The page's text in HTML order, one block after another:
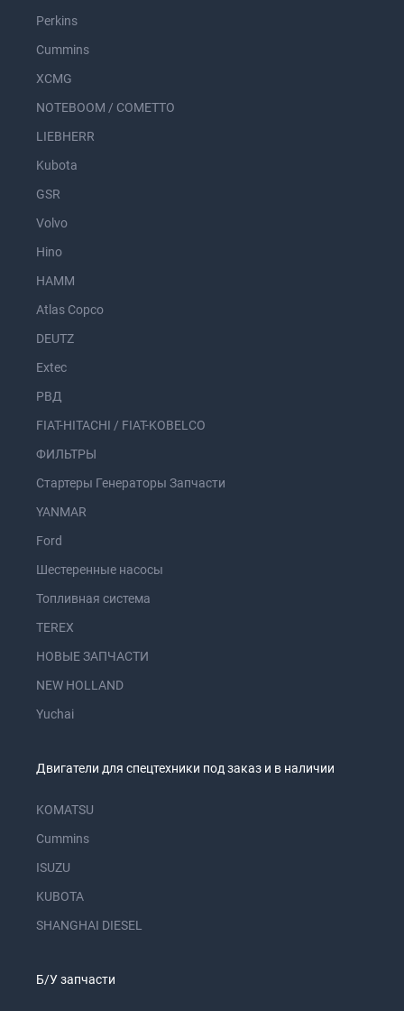
Perkins
Cummins
XCMG
NOTEBOOM / COMETTO
LIEBHERR
Kubota
GSR
Volvo
Hino
HAMM
Atlas Copco
DEUTZ
Extec
РВД
FIAT-HITACHI / FIAT-KOBELCO
ФИЛЬТРЫ
Стартеры Генераторы Запчасти
YANMAR
Ford
Шестеренные насосы
Топливная система
TEREX
НОВЫЕ ЗАПЧАСТИ
NEW HOLLAND
Yuchai
Двигатели для спецтехники под заказ и в наличии
KOMATSU
Cummins
ISUZU
KUBOTA
SHANGHAI DIESEL
Б/У запчасти